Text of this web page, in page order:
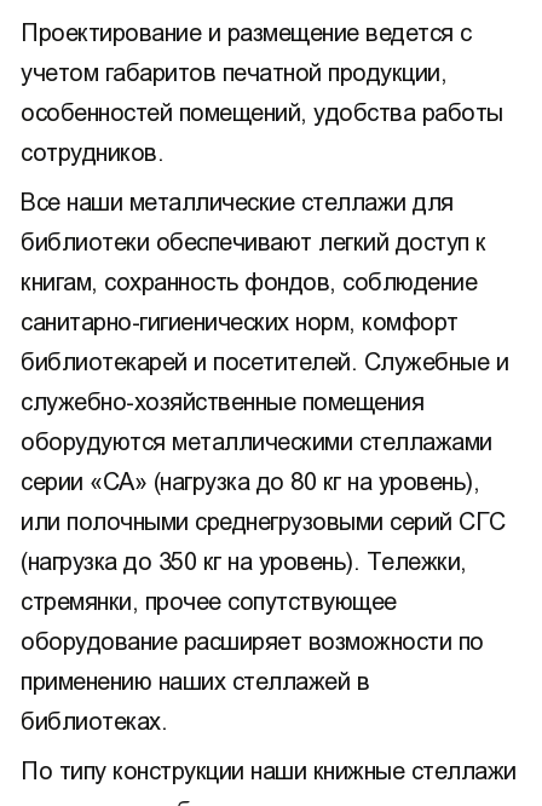
Проектирование и размещение ведется с
учетом габаритов печатной продукции,
особенностей помещений, удобства работы
сотрудников.
Все наши металлические стеллажи для
библиотеки обеспечивают легкий доступ к
книгам, сохранность фондов, соблюдение
санитарно-гигиенических норм, комфорт
библиотекарей и посетителей. Служебные и
служебно-хозяйственные помещения
оборудуются металлическими стеллажами
серии «СА» (нагрузка до 80 кг на уровень),
или полочными среднегрузовыми серий СГС
(нагрузка до 350 кг на уровень). Тележки,
стремянки, прочее сопутствующее
оборудование расширяет возможности по
применению наших стеллажей в
библиотеках.
По типу конструкции наши книжные стеллажи